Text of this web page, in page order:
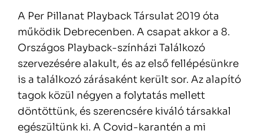
A Per Pillanat Playback Társulat 2019 óta
működik Debrecenben. A csapat akkor a 8.
Országos Playback-színházi Találkozó
szervezésére alakult, és az első fellépésünkre
is a találkozó zárásaként került sor. Az alapító
tagok közül négyen a folytatás mellett
döntöttünk, és szerencsére kiváló társakkal
egészültünk ki. A Covid-karantén a mi